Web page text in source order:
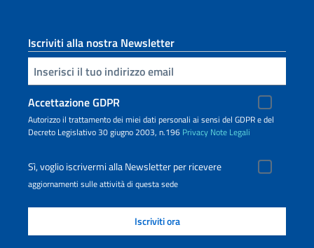
Iscriviti alla nostra Newsletter
Inserisci la tua email
Accettazione GDPR
Autorizzo il trattamento dei miei dati personali ai sensi del GDPR e del
Decreto Legislativo 30 giugno 2003, n.196 Privacy Note Legali
Sì, voglio iscrivermi alla Newsletter per ricevere
aggiornamenti sulle attività di questa sede